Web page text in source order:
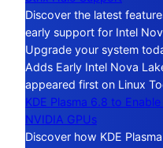
Discover the latest
early support for Intel
Upgrade your system
Adds Early Intel Nova
appeared first on Linux
KDE Plasma 6.8 to
NVIDIA GPUs
Discover how KDE